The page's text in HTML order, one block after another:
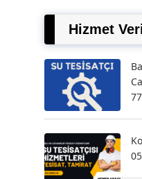
Hizmet